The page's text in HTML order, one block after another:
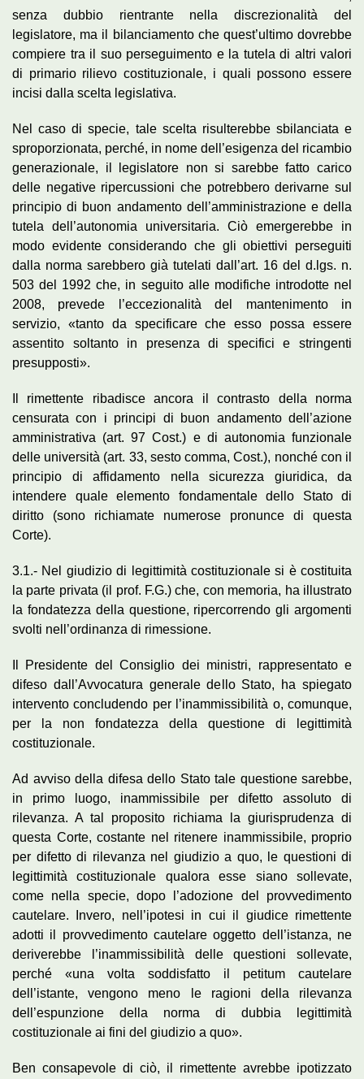
senza dubbio rientrante nella discrezionalità del
legislatore, ma il bilanciamento che quest’ultimo dovrebbe
compiere tra il suo perseguimento e la tutela di altri valori
di primario rilievo costituzionale, i quali possono essere
incisi dalla scelta legislativa.
Nel caso di specie, tale scelta risulterebbe sbilanciata e
sproporzionata, perché, in nome dell’esigenza del ricambio
generazionale, il legislatore non si sarebbe fatto carico
delle negative ripercussioni che potrebbero derivarne sul
principio di buon andamento dell’amministrazione e della
tutela dell’autonomia universitaria. Ciò emergerebbe in
modo evidente considerando che gli obiettivi perseguiti
dalla norma sarebbero già tutelati dall’art. 16 del d.lgs. n.
503 del 1992 che, in seguito alle modifiche introdotte nel
2008, prevede l’eccezionalità del mantenimento in
servizio, «tanto da specificare che esso possa essere
assentito soltanto in presenza di specifici e stringenti
presupposti».
Il rimettente ribadisce ancora il contrasto della norma
censurata con i principi di buon andamento dell’azione
amministrativa (art. 97 Cost.) e di autonomia funzionale
delle università (art. 33, sesto comma, Cost.), nonché con il
principio di affidamento nella sicurezza giuridica, da
intendere quale elemento fondamentale dello Stato di
diritto (sono richiamate numerose pronunce di questa
Corte).
3.1.- Nel giudizio di legittimità costituzionale si è costituita
la parte privata (il prof. F.G.) che, con memoria, ha illustrato
la fondatezza della questione, ripercorrendo gli argomenti
svolti nell’ordinanza di rimessione.
Il Presidente del Consiglio dei ministri, rappresentato e
difeso dall’Avvocatura generale dello Stato, ha spiegato
intervento concludendo per l’inammissibilità o, comunque,
per la non fondatezza della questione di legittimità
costituzionale.
Ad avviso della difesa dello Stato tale questione sarebbe,
in primo luogo, inammissibile per difetto assoluto di
rilevanza. A tal proposito richiama la giurisprudenza di
questa Corte, costante nel ritenere inammissibile, proprio
per difetto di rilevanza nel giudizio a quo, le questioni di
legittimità costituzionale qualora esse siano sollevate,
come nella specie, dopo l’adozione del provvedimento
cautelare. Invero, nell’ipotesi in cui il giudice rimettente
adotti il provvedimento cautelare oggetto dell’istanza, ne
deriverebbe l’inammissibilità delle questioni sollevate,
perché «una volta soddisfatto il petitum cautelare
dell’istante, vengono meno le ragioni della rilevanza
dell’espunzione della norma di dubbia legittimità
costituzionale ai fini del giudizio a quo».
Ben consapevole di ciò, il rimettente avrebbe ipotizzato